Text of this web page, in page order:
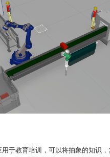
于教育培训，可以将抽象的知识